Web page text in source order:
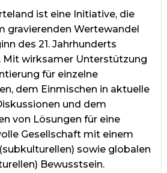
ist eine Initiative, die
gravierenden Wertewandel
des 21. Jahrhunderts
Mit wirksamer Unterstützung
für einzelne
dem Einmischen in aktuelle
und dem
von Lösungen für eine
Gesellschaft mit einem
sowie globalen
Bewusstsein.